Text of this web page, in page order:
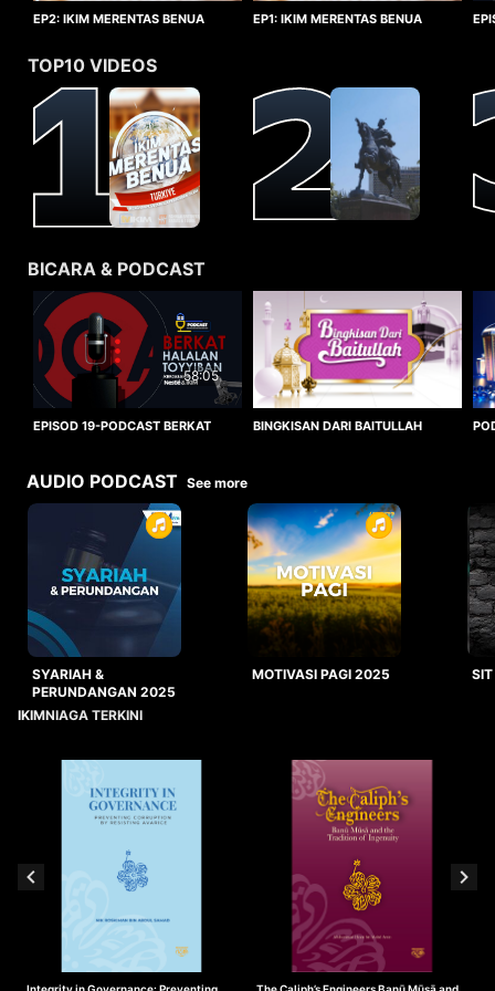
EP2: IKIM MERENTAS BENUA
EP1: IKIM MERENTAS BENUA
TOP10 VIDEOS
BICARA & PODCAST
58:05
EPISOD 19-PODCAST BERKAT
BINGKISAN DARI BAITULLAH
AUDIO PODCAST See more
SYARIAH &
PERUNDANGAN 2025
MOTIVASI PAGI 2025
IKIMNIAGA TERKINI